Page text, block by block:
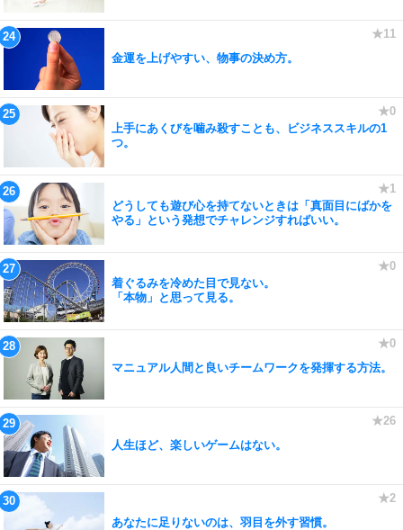
金運を上げやすい、物事の決め方。
上手にあくびを噛み殺すことも、ビジネススキルの1
つ。
どうしても遊び心を持てないときは「真面目にばかを
やる」という発想でチャレンジすればいい。
着ぐるみを冷めた目で見ない。
「本物」と思って見る。
マニュアル人間と良いチームワークを発揮する方法。
人生ほど、楽しいゲームはない。
あなたに足りないのは、羽目を外す習慣。